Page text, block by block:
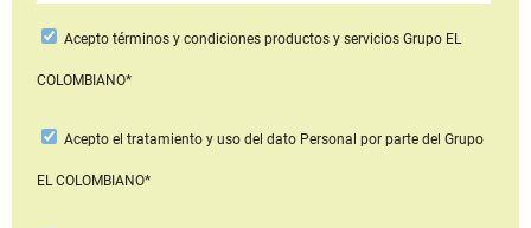
Aceptotérminos y condiciones productos y serviciosGrupo EL
COLOMBIANO*
Acepto el tratamiento y uso del dato Personal por parte del Grupo
EL COLOMBIANO*